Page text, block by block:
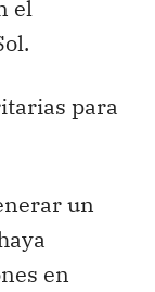
el
para
un
en